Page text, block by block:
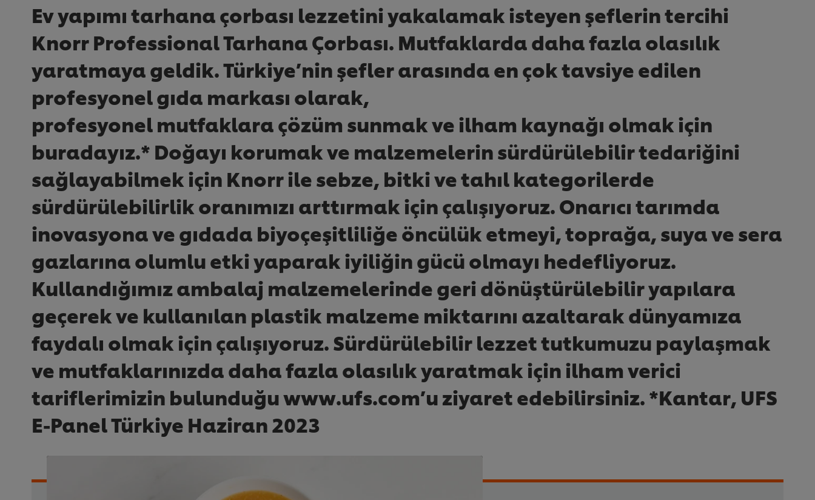
Ev yapımı tarhana çorbası lezzetini yakalamak isteyen şeflerin tercihi
Knorr Professional Tarhana Çorbası. Mutfaklarda daha fazla olasılık​
yaratmaya geldik. Türkiye’nin şefler arasında en çok tavsiye edilen
profesyonel gıda markası olarak,
profesyonel mutfaklara çözüm sunmak ve ilham kaynağı olmak için
buradayız.* Doğayı korumak ve malzemelerin sürdürülebilir tedariğini
sağlayabilmek için Knorr ile sebze, bitki ve tahıl kategorilerde
sürdürülebilirlik oranımızı arttırmak için çalışıyoruz. Onarıcı tarımda
inovasyona ve gıdada biyoçeşitliliğe öncülük etmeyi, toprağa, suya ve sera
gazlarına olumlu etki yaparak iyiliğin gücü olmayı hedefliyoruz.
Kullandığımız ambalaj malzemelerinde geri dönüştürülebilir yapılara
geçerek ve kullanılan plastik malzeme miktarını azaltarak dünyamıza
faydalı olmak için çalışıyoruz. Sürdürülebilir lezzet tutkumuzu paylaşmak
ve mutfaklarınızda daha fazla olasılık yaratmak için ilham verici
tariflerimizin bulunduğu www.ufs.com’u ziyaret edebilirsiniz. *Kantar, UFS
E-Panel Türkiye Haziran 2023